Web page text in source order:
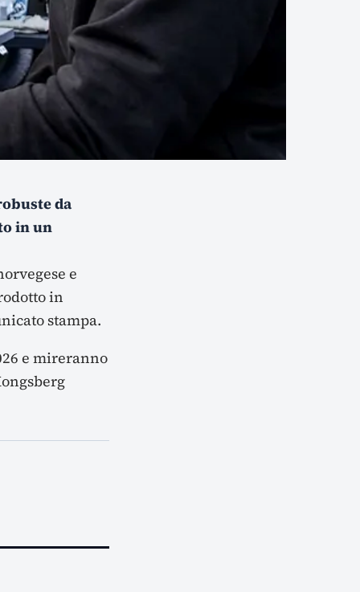
da
in un
e
in
stampa.
e mireranno